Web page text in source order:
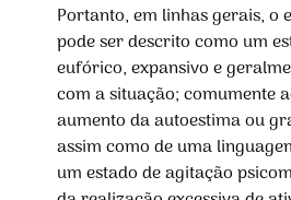
Portanto, em linhas gerais, o
pode ser descrito como um
eufórico, expansivo e
com a situação; comumente
aumento da autoestima ou
assim como de uma
um estado de agitação